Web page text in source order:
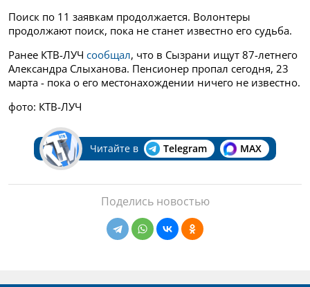
Поиск по 11 заявкам продолжается. Волонтеры
продолжают поиск, пока не станет известно его судьба.
Ранее КТВ-ЛУЧ сообщал, что в Сызрани ищут 87-летнего
Александра Слыханова. Пенсионер пропал сегодня, 23
марта - пока о его местонахождении ничего не известно.
фото: КТВ-ЛУЧ
Читайте в Telegram MAX
Поделись новостью